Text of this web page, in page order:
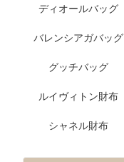
ディオールバッグ
バレンシアガバッグ
グッチバッグ
ルイヴィトン財布
シャネル財布